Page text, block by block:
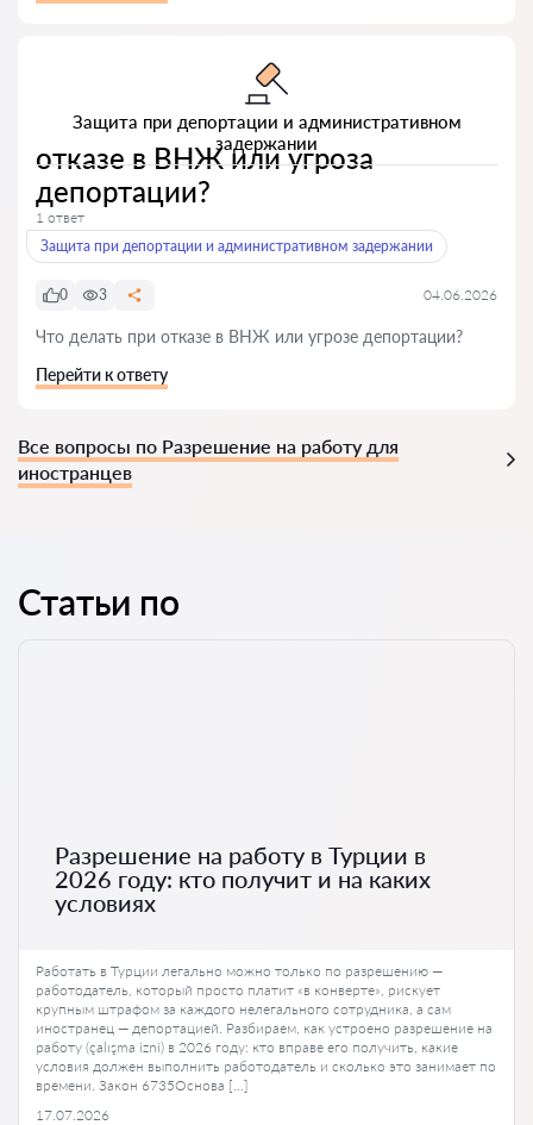
Защита при депортации и административном
задержании
отказе в ВНЖ или угроза
депортации?
1 ответ
Защита при депортации и административном задержании
0 3 04.06.2026
Что делать при отказе в ВНЖ или угрозе депортации?
Перейти к ответу
Все вопросы по Разрешение на работу для
иностранцев
Статьи по
Разрешение на работу в Турции в
2026 году: кто получит и на каких
условиях
Работать в Турции легально можно только по разрешению —
работодатель, который просто платит «в конверте», рискует
крупным штрафом за каждого нелегального сотрудника, а сам
иностранец — депортацией. Разбираем, как устроено разрешение на
работу (çalışma izni) в 2026 году: кто вправе его получить, какие
условия должен выполнить работодатель и сколько это занимает по
времени. Закон 6735Основа […]
17.07.2026